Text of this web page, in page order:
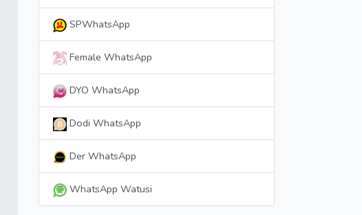
SPWhatsApp
Female WhatsApp
DYO WhatsApp
Dodi WhatsApp
Der WhatsApp
WhatsApp Watusi